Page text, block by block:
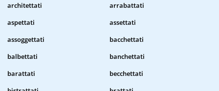
architettati
arrabattati
aspettati
assettati
assoggettati
bacchettati
balbettati
banchettati
barattati
becchettati